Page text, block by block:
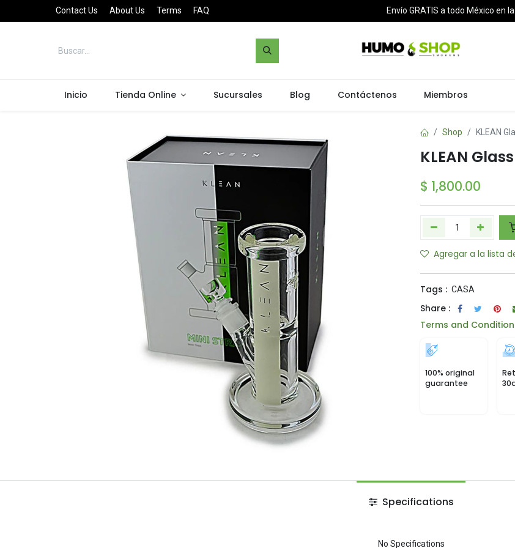
Contact Us About Us Terms FAQ Envío GRATIS a todo México en
Inicio Tienda Online Sucursales Blog Contáctenos Miembros
Shop KLEAN
KLEAN
$ 1,800.00
Agregar a la lista
Tags : CASA
Share :
Terms and
100% original
guarantee
Specifications
No Specifications